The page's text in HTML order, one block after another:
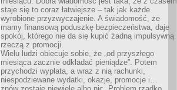
staje się to coraz łatwiejsze – tak jak każde
wyrobione przyzwyczajenie. A świadomość, że
mamy finansową poduszkę bezpieczeństwa, daje
spokój, którego nie da się kupić żadną impulsywną
rzeczą z promocji.
Wielu ludzi obiecuje sobie, że „od przyszłego
miesiąca zacznie odkładać pieniądze”. Potem
przychodzi wypłata, a wraz z nią rachunki,
niespodziewane wydatki, okazje, promocje i…